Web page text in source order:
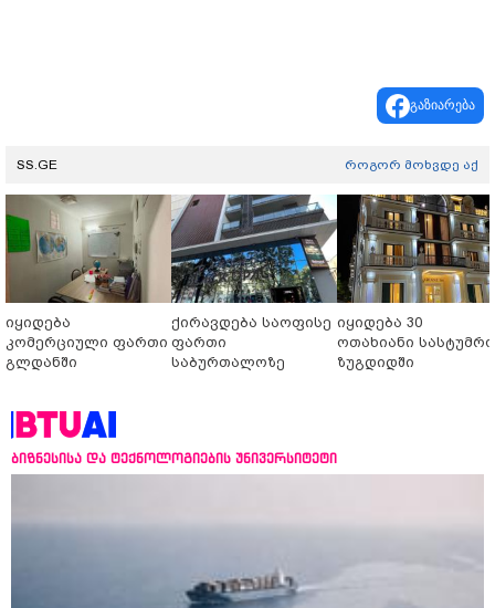
გაზიარება
SS.GE როგორ მოხვდე აქ
იყიდება
კომერციული ფართი
გლდანში
ქირავდება საოფისე
ფართი
საბურთალოზე
იყიდება 30
ოთახიანი
ზუგდიდში
ბიზნესისა და ტექნოლოგიების უნივერსიტეტი